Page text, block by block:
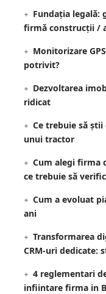
Fundația
firmă construcții /
Monitorizare
potrivit?
Dezvoltarea
ridicat
Ce trebuie să
unui tractor
Cum alegi firma
ce trebuie să
Cum a evoluat
ani
Transformarea
CRM-uri dedicate:
4 reglementari
infiintare firma in